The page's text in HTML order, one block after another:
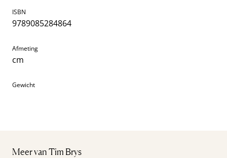
ISBN
9789085284864
Afmeting
cm
Gewicht
Meer van Tim Brys